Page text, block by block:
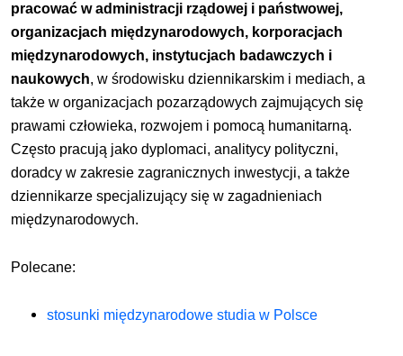
pracować w administracji rządowej i państwowej,
organizacjach międzynarodowych, korporacjach
międzynarodowych, instytucjach badawczych i
naukowych, w środowisku dziennikarskim i mediach, a
także w organizacjach pozarządowych zajmujących się
prawami człowieka, rozwojem i pomocą humanitarną.
Często pracują jako dyplomaci, analitycy polityczni,
doradcy w zakresie zagranicznych inwestycji, a także
dziennikarze specjalizujący się w zagadnieniach
międzynarodowych.
Polecane:
stosunki międzynarodowe studia w Polsce